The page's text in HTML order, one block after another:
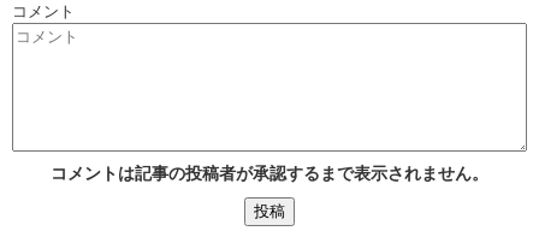
コメント
コメントは記事の投稿者が承認するまで表示されません。